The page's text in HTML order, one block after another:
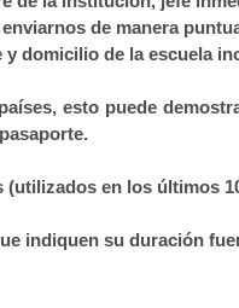
de manera
domicilio de la escuela
esto puede
en los últimos
indiquen su duración